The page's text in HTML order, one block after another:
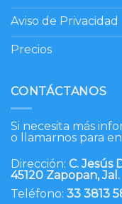
Aviso de Privacidad
Precios
CONTÁCTANOS
Si necesita más
o llamarnos para
Dirección: C. Jesús
45120 Zapopan, Jal.
Teléfono: 33 3813